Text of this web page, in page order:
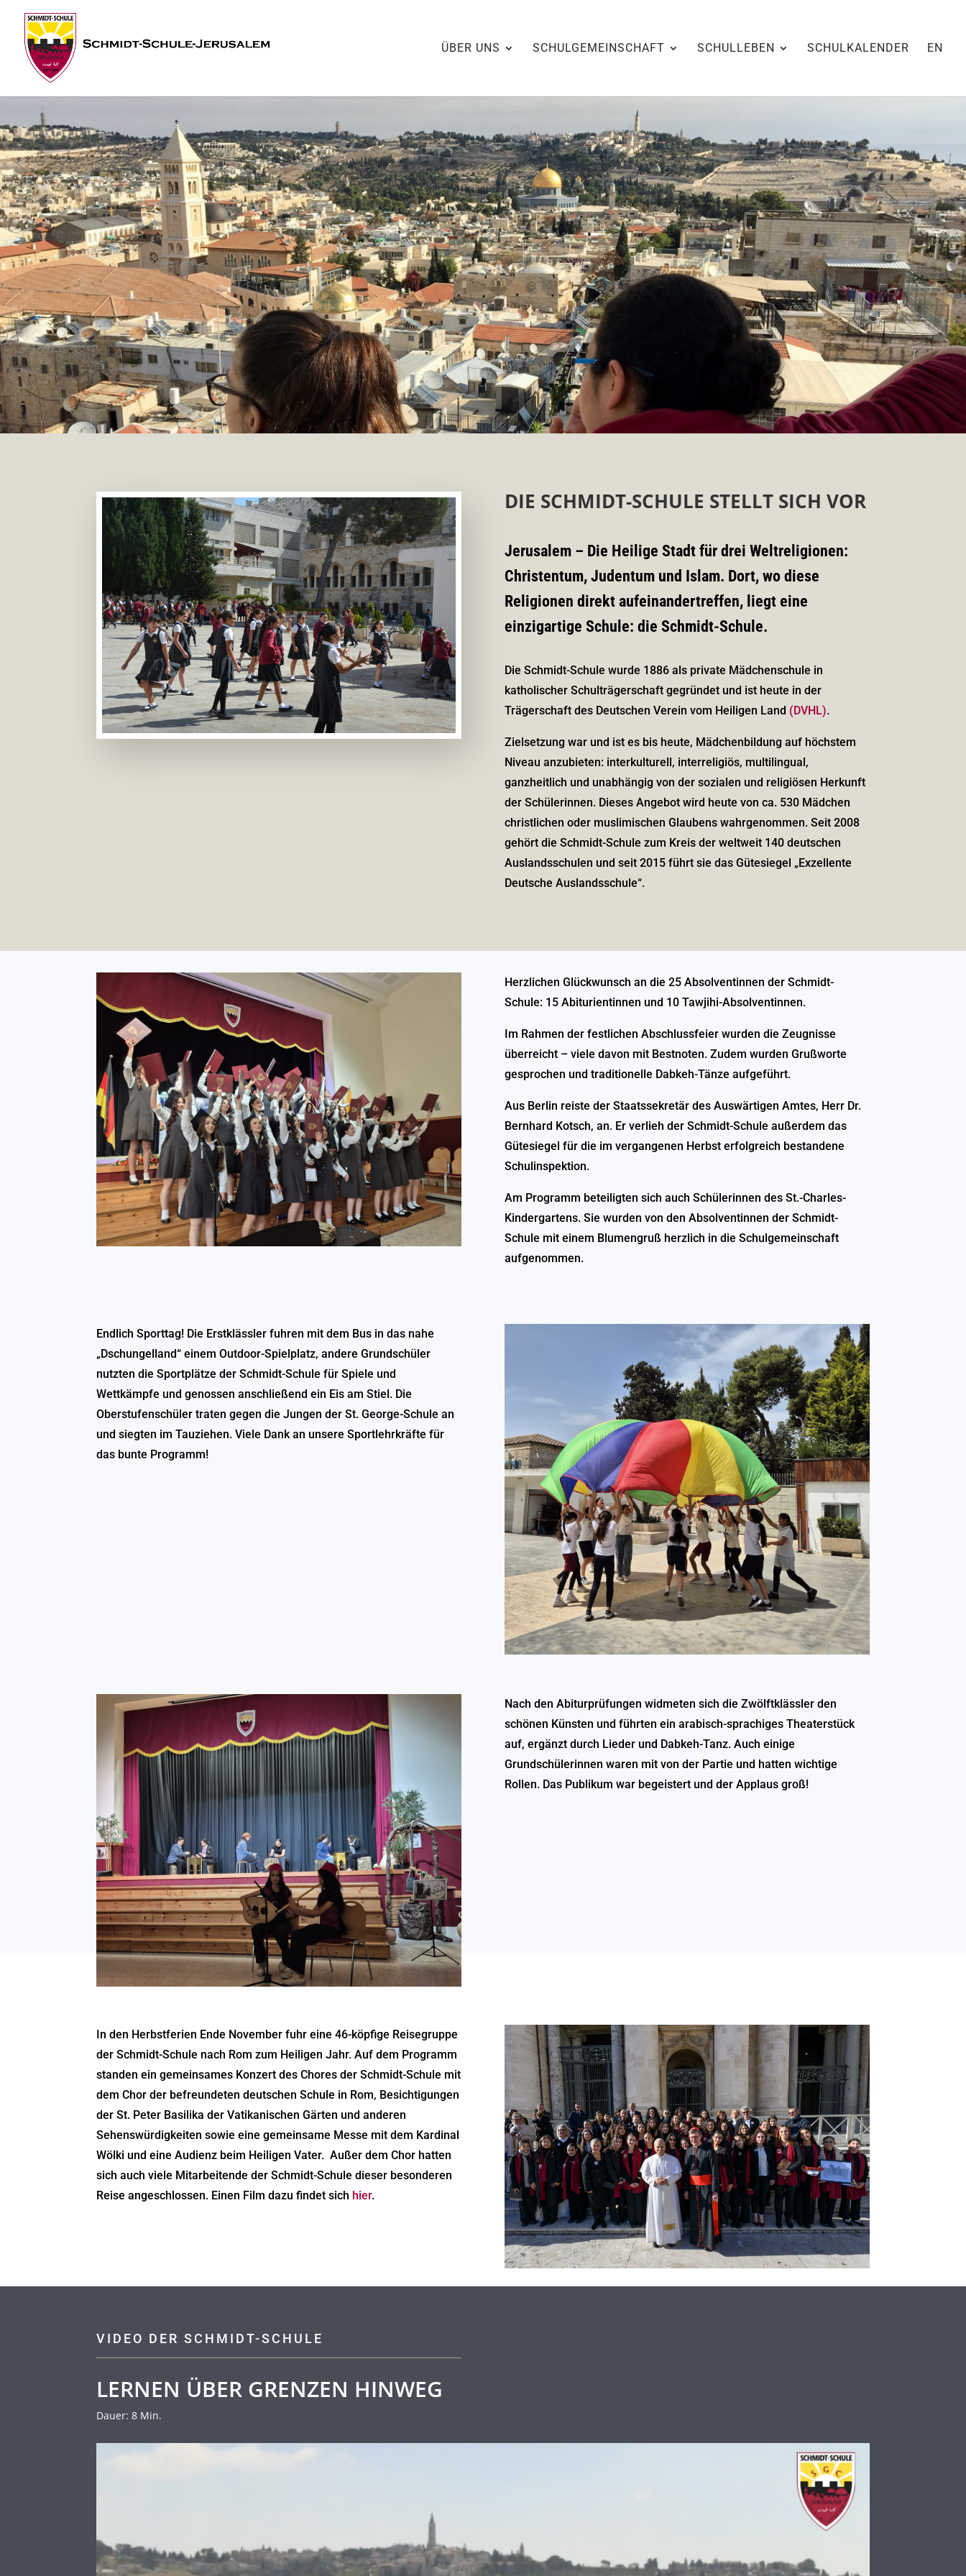
ÜBER UNS SCHULGEMEINSCHAFT SCHULLEBEN SCHULKALENDER EN
DIE SCHMIDT-SCHULE STELLT SICH VOR
Jerusalem – Die Heilige Stadt für drei Weltreligionen:
Christentum, Judentum und Islam. Dort, wo diese
Religionen direkt aufeinandertreffen, liegt eine
einzigartige Schule: die Schmidt-Schule.
Die Schmidt-Schule wurde 1886 als private Mädchenschule in
katholischer Schulträgerschaft gegründet und ist heute in der
Trägerschaft des Deutschen Verein vom Heiligen Land (DVHL).
Zielsetzung war und ist es bis heute, Mädchenbildung auf höchstem
Niveau anzubieten: interkulturell, interreligiös, multilingual,
ganzheitlich und unabhängig von der sozialen und religiösen Herkunft
der Schülerinnen. Dieses Angebot wird heute von ca. 530 Mädchen
christlichen oder muslimischen Glaubens wahrgenommen. Seit 2008
gehört die Schmidt-Schule zum Kreis der weltweit 140 deutschen
Auslandsschulen und seit 2015 führt sie das Gütesiegel „Exzellente
Deutsche Auslandsschule“.
Herzlichen Glückwunsch an die 25 Absolventinnen der Schmidt-
Schule: 15 Abiturientinnen und 10 Tawjihi-Absolventinnen.
Im Rahmen der festlichen Abschlussfeier wurden die Zeugnisse
überreicht – viele davon mit Bestnoten. Zudem wurden Grußworte
gesprochen und traditionelle Dabkeh-Tänze aufgeführt.
Aus Berlin reiste der Staatssekretär des Auswärtigen Amtes, Herr Dr.
Bernhard Kotsch, an. Er verlieh der Schmidt-Schule außerdem das
Gütesiegel für die im vergangenen Herbst erfolgreich bestandene
Schulinspektion.
Am Programm beteiligten sich auch Schülerinnen des St.-Charles-
Kindergartens. Sie wurden von den Absolventinnen der Schmidt-
Schule mit einem Blumengruß herzlich in die Schulgemeinschaft
aufgenommen.
Endlich Sporttag! Die Erstklässler fuhren mit dem Bus in das nahe
„Dschungelland“ einem Outdoor-Spielplatz, andere Grundschüler
nutzten die Sportplätze der Schmidt-Schule für Spiele und
Wettkämpfe und genossen anschließend ein Eis am Stiel. Die
Oberstufenschüler traten gegen die Jungen der St. George-Schule an
und siegten im Tauziehen. Viele Dank an unsere Sportlehrkräfte für
das bunte Programm!
Nach den Abiturprüfungen widmeten sich die Zwölftklässler den
schönen Künsten und führten ein arabisch-sprachiges Theaterstück
auf, ergänzt durch Lieder und Dabkeh-Tanz. Auch einige
Grundschülerinnen waren mit von der Partie und hatten wichtige
Rollen. Das Publikum war begeistert und der Applaus groß!
In den Herbstferien Ende November fuhr eine 46-köpfige Reisegruppe
der Schmidt-Schule nach Rom zum Heiligen Jahr. Auf dem Programm
standen ein gemeinsames Konzert des Chores der Schmidt-Schule mit
dem Chor der befreundeten deutschen Schule in Rom, Besichtigungen
der St. Peter Basilika der Vatikanischen Gärten und anderen
Sehenswürdigkeiten sowie eine gemeinsame Messe mit dem Kardinal
Wölki und eine Audienz beim Heiligen Vater. Außer dem Chor hatten
sich auch viele Mitarbeitende der Schmidt-Schule dieser besonderen
Reise angeschlossen. Einen Film dazu findet sich hier.
VIDEO DER SCHMIDT-SCHULE
LERNEN ÜBER GRENZEN HINWEG
Dauer: 8 Min.